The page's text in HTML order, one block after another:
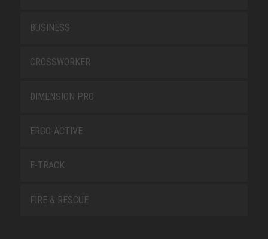
BUSINESS
CROSSWORKER
DIMENSION PRO
ERGO-ACTIVE
E-TRACK
FIRE & RESCUE